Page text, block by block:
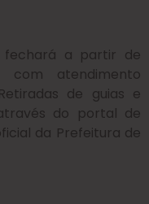
fechará a partir de
com atendimento
de guias e
do portal de
da Prefeitura de